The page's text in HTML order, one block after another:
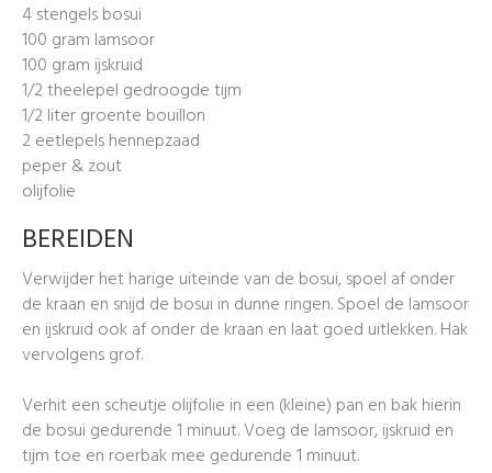
4 stengels bosui
100 gram lamsoor
100 gram ijskruid
1/2 theelepel gedroogde tijm
1/2 liter groente bouillon
2 eetlepels hennepzaad
peper & zout
olijfolie
BEREIDEN
Verwijder het harige uiteinde van de bosui, spoel af onder
de kraan en snijd de bosui in dunne ringen. Spoel de lamsoor
en ijskruid ook af onder de kraan en laat goed uitlekken. Hak
vervolgens grof.
Verhit een scheutje olijfolie in een (kleine) pan en bak hierin
de bosui gedurende 1 minuut. Voeg de lamsoor, ijskruid en
tijm toe en roerbak mee gedurende 1 minuut.